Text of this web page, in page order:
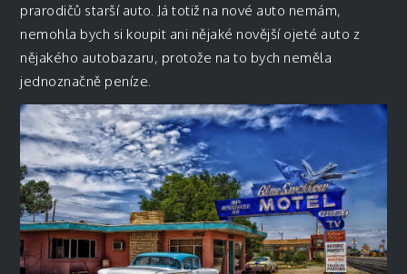
prarodičů starší auto. Já totiž na nové auto nemám,
nemohla bych si koupit ani nějaké novější ojeté auto z
nějakého autobazaru, protože na to bych neměla
jednoznačně peníze.